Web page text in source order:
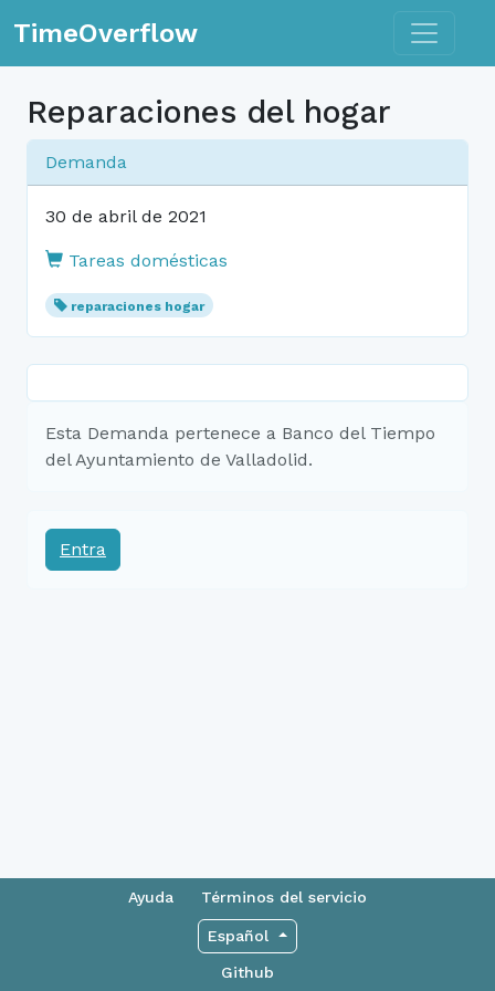
TimeOverflow Toggle
Reparaciones del hogar
Demanda
30 de abril de 2021
Tareas domésticas
reparaciones hogar
Esta Demanda pertenece a Banco del Tiempo
del Ayuntamiento de Valladolid.
Entra
Ayuda Términos del servicio
Español
Github